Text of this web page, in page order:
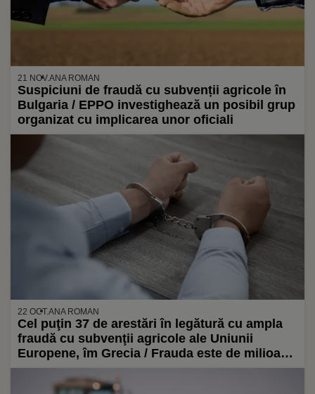
21 NOV.ANA ROMAN
Suspiciuni de fraudă cu subvenții agricole în
Bulgaria / EPPO investighează un posibil grup
organizat cu implicarea unor oficiali
22 OCT.ANA ROMAN
Cel puţin 37 de arestări în legătură cu ampla
fraudă cu subvenţii agricole ale Uniunii
Europene, îm Grecia / Frauda este de milioane
de euro